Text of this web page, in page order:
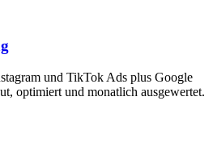
und TikTok Ads plus Google
optimiert und monatlich ausgewertet.